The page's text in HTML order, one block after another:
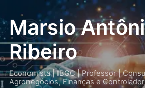
Marsio
Ribeiro
Economista | IBGC | Professor |
Agronegócios, Finanças e